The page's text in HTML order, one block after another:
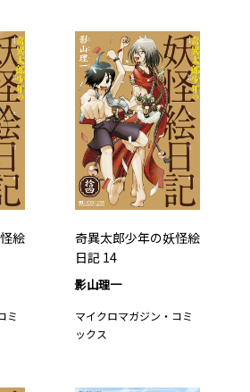
絵
ミ
奇異太郎少年の妖怪絵
日記 14
影山理一
マイクロマガジン・コミ
ックス